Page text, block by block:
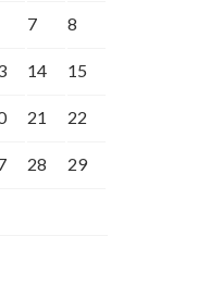
7 8
14 15
21 22
28 29